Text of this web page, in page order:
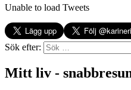
Unable to load Tweets
Sök efter:
Mitt liv -